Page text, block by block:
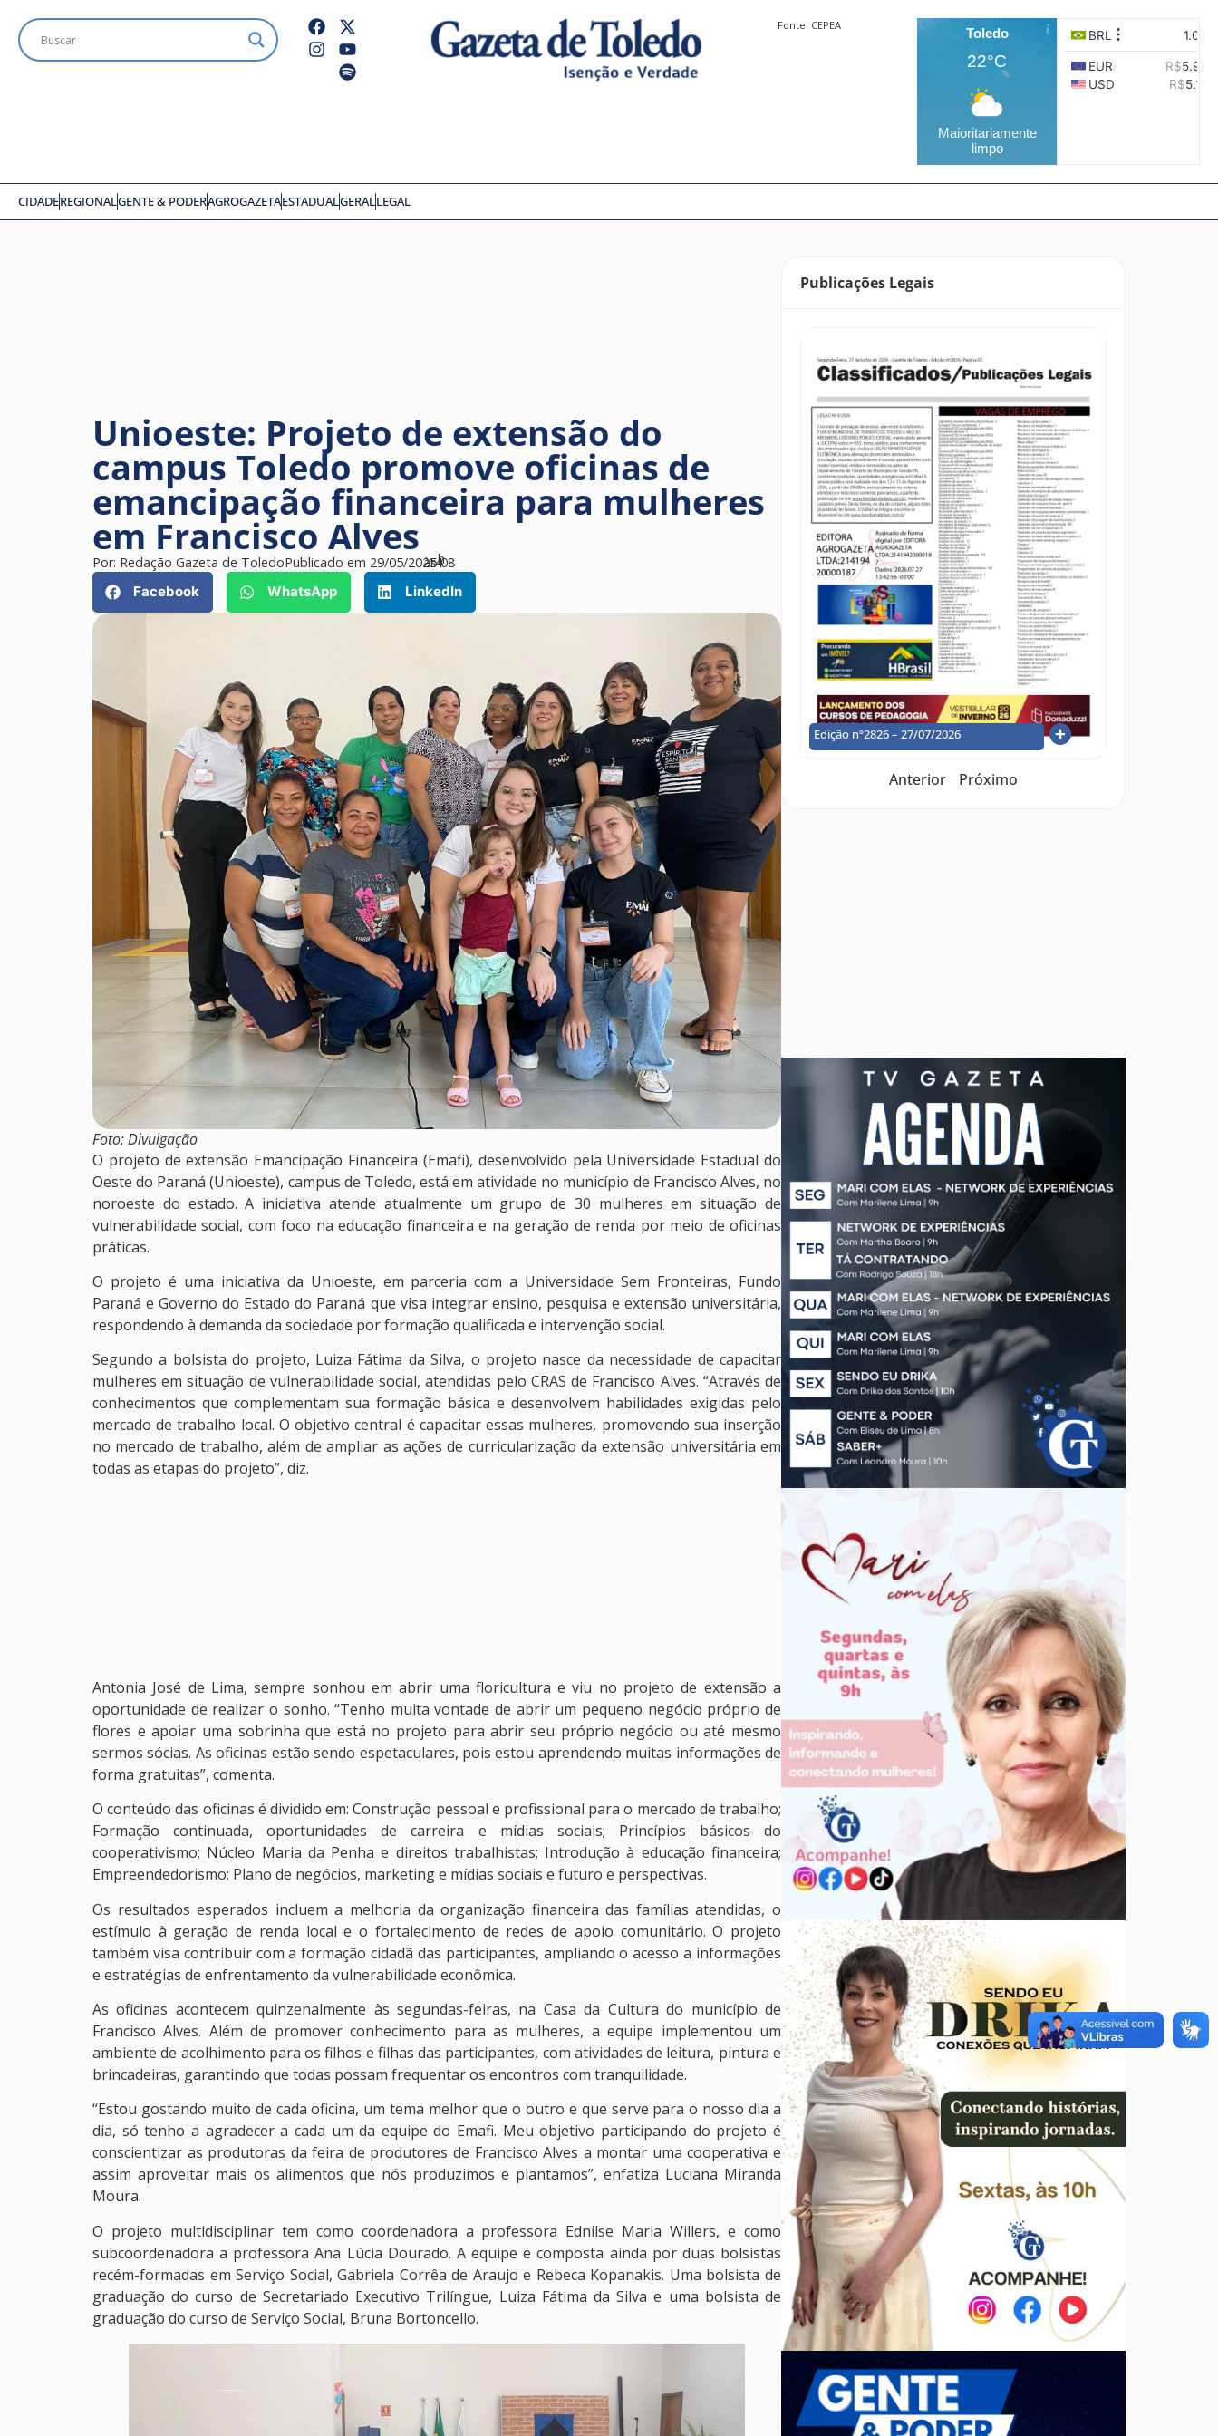
Fonte: CEPEA
Toledo
22°C
Maioritariamente
limpo
CIDADEREGIONALGENTE & PODERAGROGAZETAESTADUALGERALLEGAL
Unioeste: Projeto de extensão do
campus Toledo promove oficinas de
emancipação financeira para mulheres
em Francisco Alves
Por: Redação Gazeta de ToledoPublicado em 29/05/2025
às08
h
14
Facebook
WhatsApp LinkedIn
Foto: Divulgação
O projeto de extensão Emancipação Financeira (Emafi), desenvolvido pela Universidade Estadual do
Oeste do Paraná (Unioeste), campus de Toledo, está em atividade no município de Francisco Alves, no
noroeste do estado. A iniciativa atende atualmente um grupo de 30 mulheres em situação de
vulnerabilidade social, com foco na educação financeira e na geração de renda por meio de oficinas
práticas.
O projeto é uma iniciativa da Unioeste, em parceria com a Universidade Sem Fronteiras, Fundo
Paraná e Governo do Estado do Paraná que visa integrar ensino, pesquisa e extensão universitária,
respondendo à demanda da sociedade por formação qualificada e intervenção social.
Segundo a bolsista do projeto, Luiza Fátima da Silva, o projeto nasce da necessidade de capacitar
mulheres em situação de vulnerabilidade social, atendidas pelo CRAS de Francisco Alves. “Através de
conhecimentos que complementam sua formação básica e desenvolvem habilidades exigidas pelo
mercado de trabalho local. O objetivo central é capacitar essas mulheres, promovendo sua inserção
no mercado de trabalho, além de ampliar as ações de curricularização da extensão universitária em
todas as etapas do projeto”, diz.
Antonia José de Lima, sempre sonhou em abrir uma floricultura e viu no projeto de extensão a
oportunidade de realizar o sonho. “Tenho muita vontade de abrir um pequeno negócio próprio de
flores e apoiar uma sobrinha que está no projeto para abrir seu próprio negócio ou até mesmo
sermos sócias. As oficinas estão sendo espetaculares, pois estou aprendendo muitas informações de
forma gratuitas”, comenta.
O conteúdo das oficinas é dividido em: Construção pessoal e profissional para o mercado de trabalho;
Formação continuada, oportunidades de carreira e mídias sociais; Princípios básicos do
cooperativismo; Núcleo Maria da Penha e direitos trabalhistas; Introdução à educação financeira;
Empreendedorismo; Plano de negócios, marketing e mídias sociais e futuro e perspectivas.
Os resultados esperados incluem a melhoria da organização financeira das famílias atendidas, o
estímulo à geração de renda local e o fortalecimento de redes de apoio comunitário. O projeto
também visa contribuir com a formação cidadã das participantes, ampliando o acesso a informações
e estratégias de enfrentamento da vulnerabilidade econômica.
As oficinas acontecem quinzenalmente às segundas-feiras, na Casa da Cultura do município de
Francisco Alves. Além de promover conhecimento para as mulheres, a equipe implementou um
ambiente de acolhimento para os filhos e filhas das participantes, com atividades de leitura, pintura e
brincadeiras, garantindo que todas possam frequentar os encontros com tranquilidade.
“Estou gostando muito de cada oficina, um tema melhor que o outro e que serve para o nosso dia a
dia, só tenho a agradecer a cada um da equipe do Emafi. Meu objetivo participando do projeto é
conscientizar as produtoras da feira de produtores de Francisco Alves a montar uma cooperativa e
assim aproveitar mais os alimentos que nós produzimos e plantamos”, enfatiza Luciana Miranda
Moura.
O projeto multidisciplinar tem como coordenadora a professora Ednilse Maria Willers, e como
subcoordenadora a professora Ana Lúcia Dourado. A equipe é composta ainda por duas bolsistas
recém-formadas em Serviço Social, Gabriela Corrêa de Araujo e Rebeca Kopanakis. Uma bolsista de
graduação do curso de Secretariado Executivo Trilíngue, Luiza Fátima da Silva e uma bolsista de
graduação do curso de Serviço Social, Bruna Bortoncello.
Publicações Legais
Edição nº2826 – 27/07/2026
Anterior Próximo